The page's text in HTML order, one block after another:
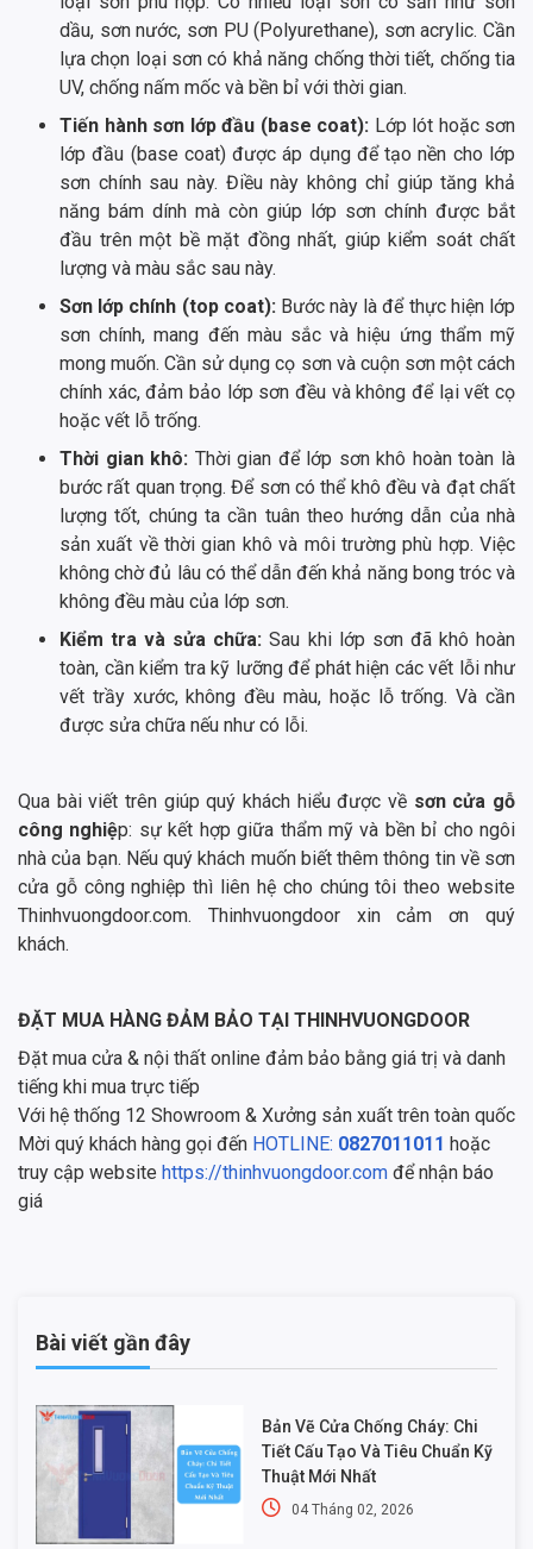
dầu, sơn nước, sơn PU (Polyurethane), sơn acrylic. Cần
lựa chọn loại sơn có khả năng chống thời tiết, chống tia
UV, chống nấm mốc và bền bỉ với thời gian.
Tiến hành sơn lớp đầu (base coat): Lớp lót hoặc sơn
lớp đầu (base coat) được áp dụng để tạo nền cho lớp
sơn chính sau này. Điều này không chỉ giúp tăng khả
năng bám dính mà còn giúp lớp sơn chính được bắt
đầu trên một bề mặt đồng nhất, giúp kiểm soát chất
lượng và màu sắc sau này.
Sơn lớp chính (top coat):Bước này là để thực hiện lớp
sơn chính, mang đến màu sắc và hiệu ứng thẩm mỹ
mong muốn. Cần sử dụng cọ sơn và cuộn sơn một cách
chính xác, đảm bảo lớp sơn đều và không để lại vết cọ
hoặc vết lỗ trống.
Thời gian khô: Thời gian để lớp sơn khô hoàn toàn là
bước rất quan trọng. Để sơn có thể khô đều và đạt chất
lượng tốt, chúng ta cần tuân theo hướng dẫn của nhà
sản xuất về thời gian khô và môi trường phù hợp. Việc
không chờ đủ lâu có thể dẫn đến khả năng bong tróc và
không đều màu của lớp sơn.
Kiểm tra và sửa chữa: Sau khi lớp sơn đã khô hoàn
toàn, cần kiểm tra kỹ lưỡng để phát hiện các vết lỗi như
vết trầy xước, không đều màu, hoặc lỗ trống. Và cần
được sửa chữa nếu như có lỗi.
Qua bài viết trên giúp quý khách hiểu được về sơn cửa gỗ
công nghiệp: sự kết hợp giữa thẩm mỹ và bền bỉ cho ngôi
nhà của bạn. Nếu quý khách muốn biết thêm thông tin về sơn
cửa gỗ công nghiệp thì liên hệ cho chúng tôi theo website
Thinhvuongdoor.com. Thinhvuongdoor xin cảm ơn quý
khách.
ĐẶT MUA HÀNG ĐẢM BẢO TẠI THINHVUONGDOOR
Đặt mua cửa & nội thất online đảm bảo bằng giá trị và danh
tiếng khi mua trực tiếp
Với hệ thống 12 Showroom & Xưởng sản xuất trên toàn quốc
Mời quý khách hàng gọi đến HOTLINE: 0827011011 hoặc
truy cập website https://thinhvuongdoor.com để nhận báo
giá
Bài viết gần đây
Bản Vẽ Cửa Chống Cháy: Chi
Tiết Cấu Tạo Và Tiêu Chuẩn Kỹ
Thuật Mới Nhất
04 Tháng 02, 2026